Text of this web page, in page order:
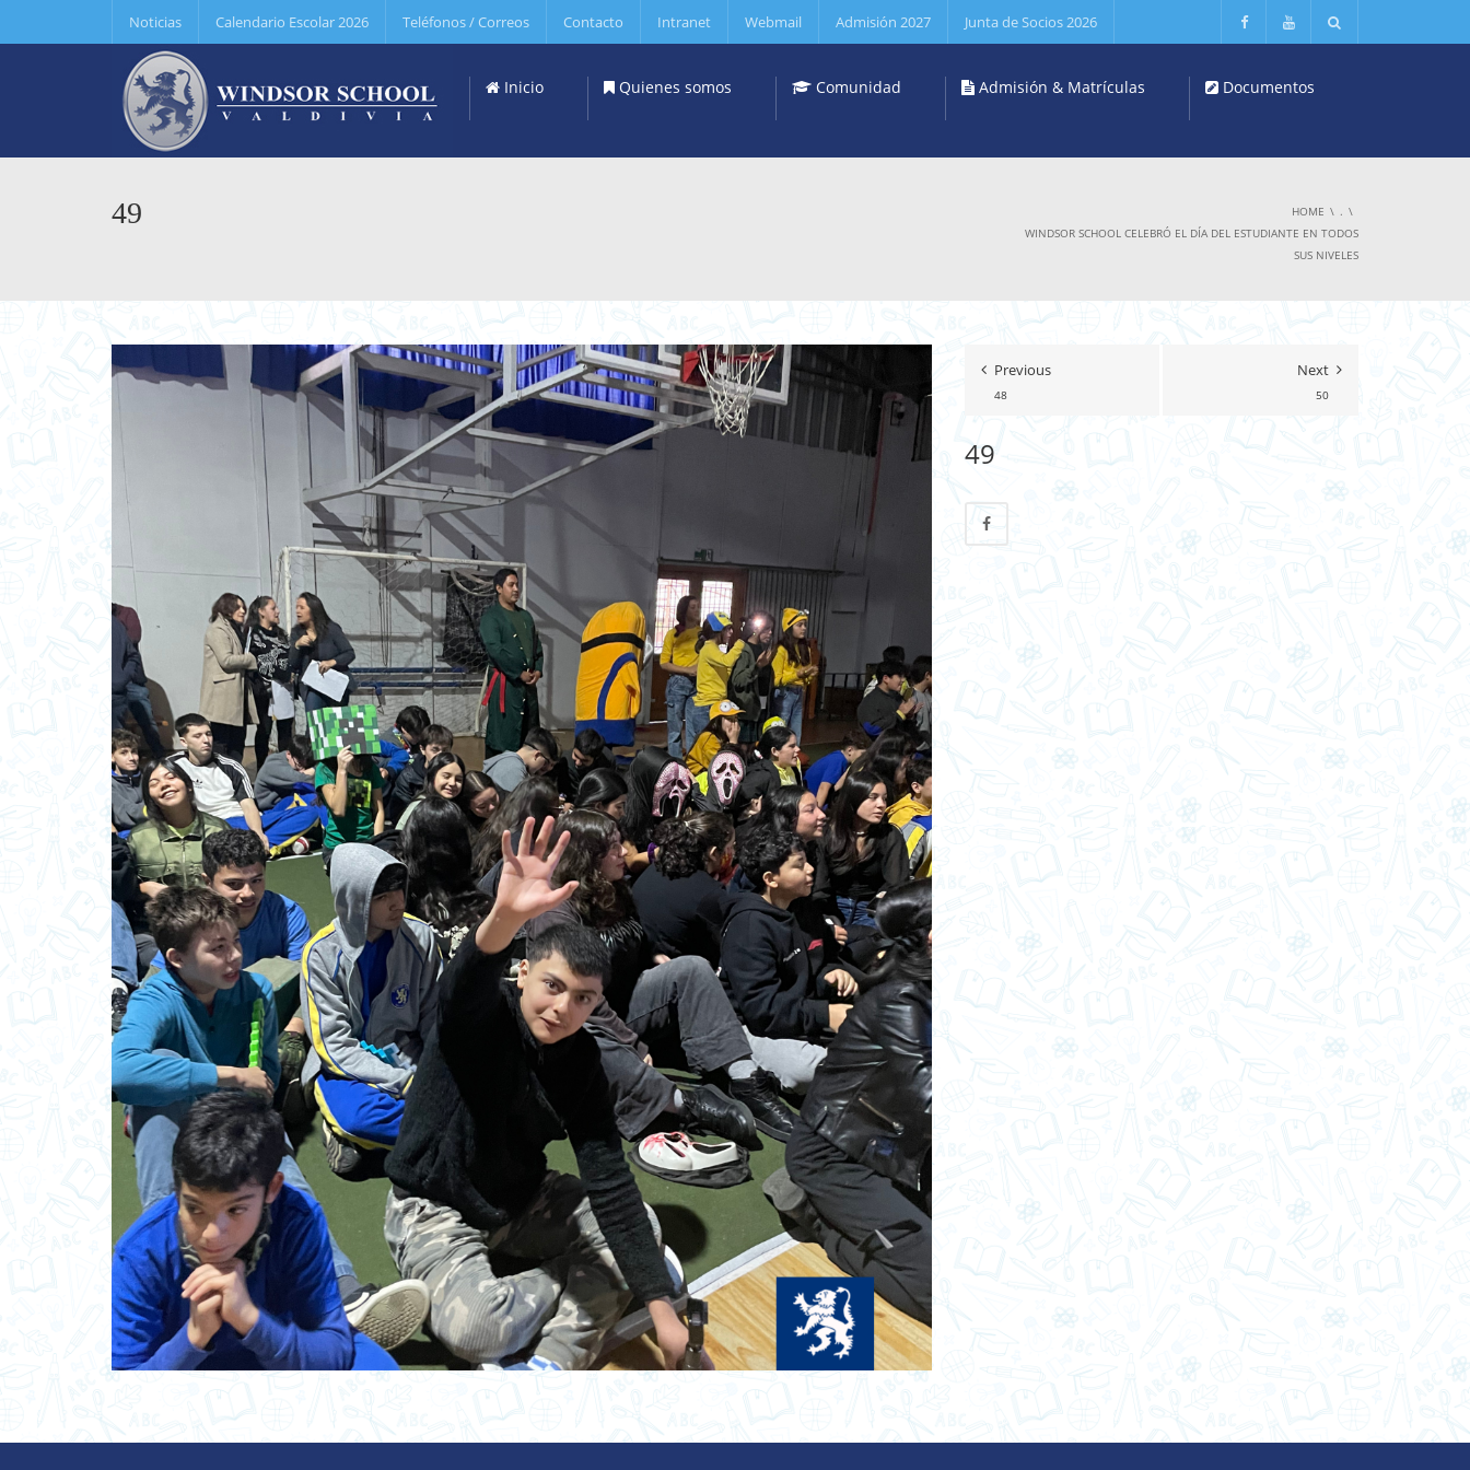
Noticias Calendario Escolar 2026 Teléfonos / Correos Contacto Intranet Webmail Admisión 2027 Junta de Socios 2026
Inicio Quienes somos Comunidad Admisión & Matrículas Documentos
49 HOME
.
WINDSOR SCHOOL CELEBRÓ EL DÍA DEL ESTUDIANTE EN TODOS
SUS NIVELES
Previous
48
Next
50
49